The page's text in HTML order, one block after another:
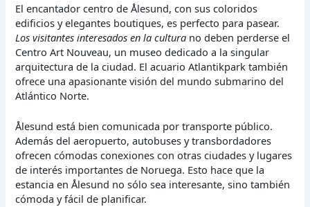
El encantador centro de Ålesund, con sus coloridos
edificios y elegantes boutiques, es perfecto para pasear.
Los visitantes interesados en la cultura no deben perderse el
Centro Art Nouveau, un museo dedicado a la singular
arquitectura de la ciudad. El acuario Atlantikpark también
ofrece una apasionante visión del mundo submarino del
Atlántico Norte.
Ålesund está bien comunicada por transporte público.
Además del aeropuerto, autobuses y transbordadores
ofrecen cómodas conexiones con otras ciudades y lugares
de interés importantes de Noruega. Esto hace que la
estancia en Ålesund no sólo sea interesante, sino también
cómoda y fácil de planificar.